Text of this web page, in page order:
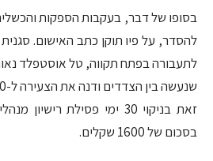
בסופו של דבר, בעקבות הספקות
להסדר, על פיו תוקן כתב האישום.
לתעבורה בפתח תקווה, טל אוסטפלד
זאת בניקוי 30 ימי פסילת
בסכום של 1600 שקלים.